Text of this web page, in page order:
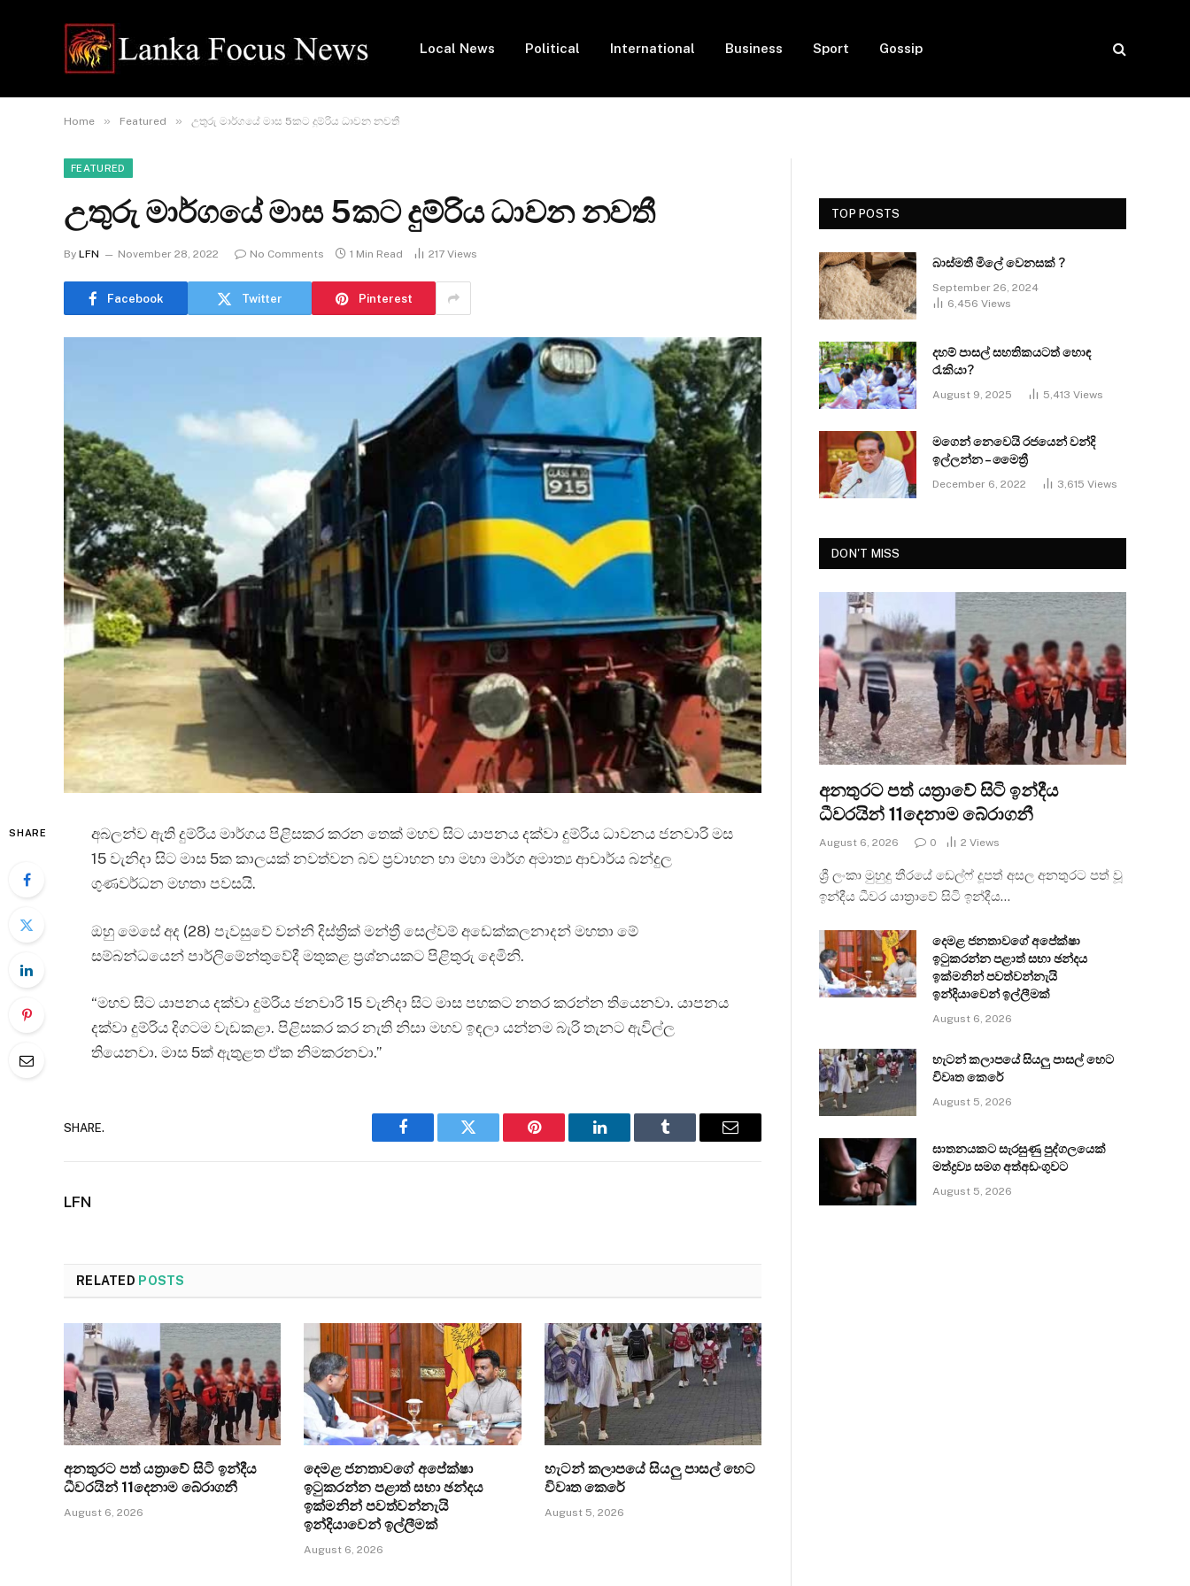
Local News Political International Business Sport Gossip
Home » Featured » උතුරු මාර්ගයේ මාස 5කට දුම්රිය ධාවන නවතී
FEATURED
උතුරු මාර්ගයේ මාස 5කට දුම්රිය ධාවන නවතී
By LFN November 28, 2022 No Comments 1 Min Read 217 Views
Facebook Twitter Pinterest
SHARE
අබලන්ව ඇති දුම්රිය මාර්ගය පිළිසකර කරන තෙක් මහව සිට යාපනය දක්වා දුම්රිය ධාවනය ජනවාරි මස
15 වැනිදා සිට මාස 5ක කාලයක් නවත්වන බව ප්‍රවාහන හා මහා මාර්ග අමාත්‍ය ආචාර්ය බන්දුල
ගුණවර්ධන මහතා පවසයි.
ඔහු මෙසේ අද (28) පැවසුවේ වන්නි දිස්ත්‍රික් මන්ත්‍රී සෙල්වම් අඩෙක්කලනාදන් මහතා මේ
සම්බන්ධයෙන් පාර්ලිමේන්තුවේදී මතුකළ ප්‍රශ්නයකට පිළිතුරු දෙමිනි.
“මහව සිට යාපනය දක්වා දුම්රිය ජනවාරි 15 වැනිදා සිට මාස පහකට නතර කරන්න තියෙනවා. යාපනය
දක්වා දුම්රිය දිගටම වැඩකළා. පිළිසකර කර නැති නිසා මහව ඉඳලා යන්නම බැරි තැනට ඇවිල්ල
තියෙනවා. මාස 5ක් ඇතුළත ඒක නිමකරනවා.”
SHARE.
Facebook Twitter Pinterest LinkedIn Tumblr Email
LFN
RELATED POSTS
අනතුරට පත් යත්‍රාවේ සිටි ඉන්දීය
ධීවරයින් 11දෙනාම බේරාගනී
August 6, 2026
දෙමළ ජනතාවගේ අපේක්ෂා
ඉටුකරන්න පළාත් සභා ඡන්දය
ඉක්මනින් පවත්වන්නැයි
ඉන්දියාවෙන් ඉල්ලීමක්
August 6, 2026
හැටන් කලාපයේ සියලු පාසල් හෙට
විවෘත කෙරේ
August 5, 2026
TOP POSTS
බාස්මතී මිලේ වෙනසක් ?
September 26, 2024
6,456 Views
දහම් පාසල් සහතිකයටත් හොඳ
රැකියා?
August 9, 2025 5,413 Views
මගෙන් නෙවෙයි රජයෙන් වන්දි
ඉල්ලන්න – මෛත්‍රී
December 6, 2022 3,615 Views
DON'T MISS
අනතුරට පත් යත්‍රාවේ සිටි ඉන්දීය
ධීවරයින් 11දෙනාම බේරාගනී
August 6, 2026 0 2 Views
ශ්‍රී ලංකා මුහුදු තීරයේ ඩෙල්ෆ් දූපත් අසල අනතුරට පත් වූ
ඉන්දීය ධීවර යාත්‍රාවේ සිටි ඉන්දීය…
දෙමළ ජනතාවගේ අපේක්ෂා
ඉටුකරන්න පළාත් සභා ඡන්දය
ඉක්මනින් පවත්වන්නැයි
ඉන්දියාවෙන් ඉල්ලීමක්
August 6, 2026
හැටන් කලාපයේ සියලු පාසල් හෙට
විවෘත කෙරේ
August 5, 2026
ඝාතනයකට සැරසුණු පුද්ගලයෙක්
මත්ද්‍රව්‍ය සමග අත්අඩංගුවට
August 5, 2026